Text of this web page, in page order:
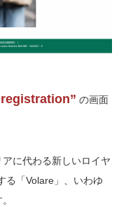
の画面
に代わる新しいロイヤ
る「Volare」、いわゆ